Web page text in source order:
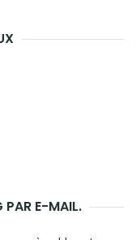
PAR E-MAIL.